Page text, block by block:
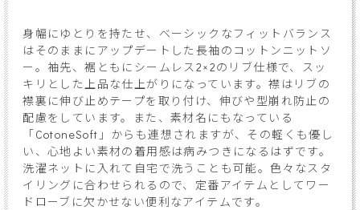
身幅にゆとりを持たせ、ベーシックなフィットバランス
はそのままにアップデートした長袖のコットンニットソ
ー。袖先、裾ともにシームレス2×2のリブ仕様で、スッ
キリとした上品な仕上がりになっています。襟はリブの
襟裏に伸び止めテープを取り付け、伸びや型崩れ防止の
配慮をしています。また、素材名にもなっている
「CotoneSoft」からも連想されますが、その軽くも優し
い、心地よい素材の着用感は病みつきになるはずです。
洗濯ネットに入れて自宅で洗うことも可能。色々なスタ
イリングに合わせられるので、定番アイテムとしてワー
ドローブに欠かせない便利なアイテムです。